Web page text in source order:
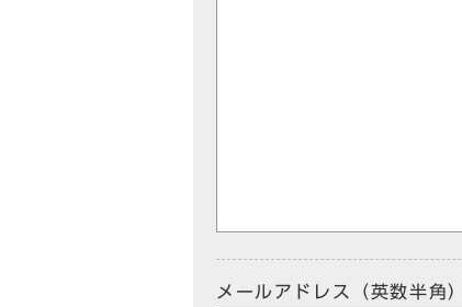
メールアドレス（英数半角）